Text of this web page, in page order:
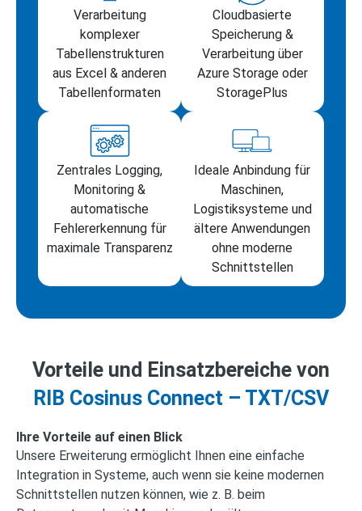
Verarbeitung
komplexer
Tabellenstrukturen
aus Excel & anderen
Tabellenformaten
Cloudbasierte
Speicherung &
Verarbeitung über
Azure Storage oder
StoragePlus
Zentrales Logging,
Monitoring &
automatische
Fehlererkennung für
maximale Transparenz
Ideale Anbindung für
Maschinen,
Logistiksysteme und
ältere Anwendungen
ohne moderne
Schnittstellen
Vorteile und Einsatzbereiche von
RIB Cosinus Connect – TXT/CSV
Ihre Vorteile auf einen Blick
Unsere Erweiterung ermöglicht Ihnen eine einfache
Integration in Systeme, auch wenn sie keine modernen
Schnittstellen nutzen können, wie z. B. beim